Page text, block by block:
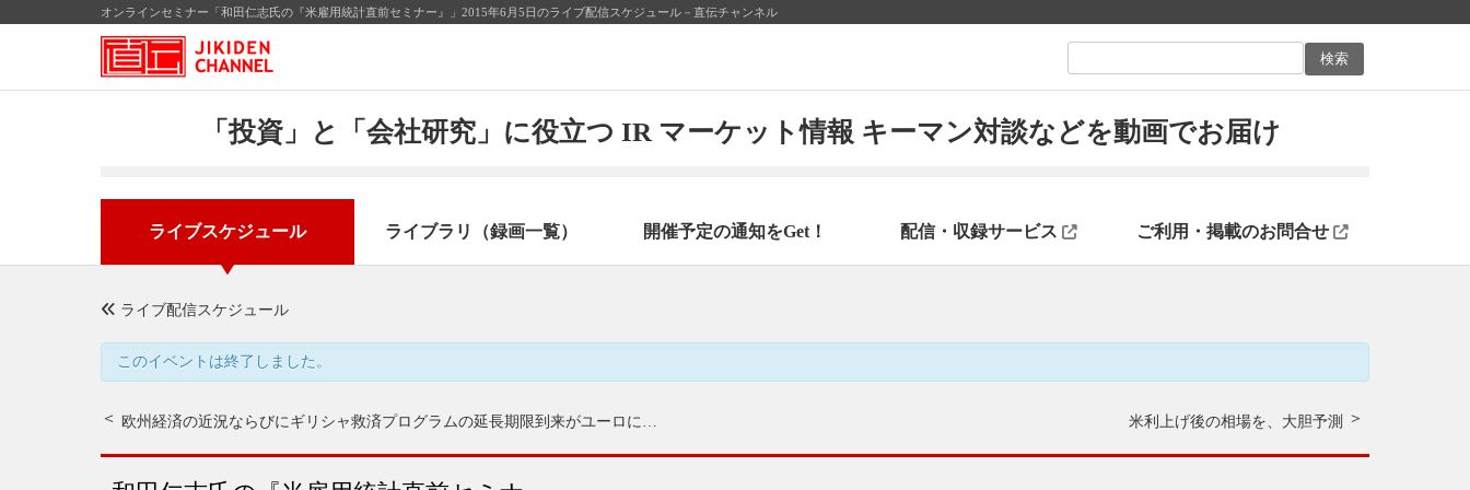
オンラインセミナー「和田仁志氏の『米雇用統計直前セミナー』」2015年6月5日のライブ配信スケジュール－直伝チャンネル
「投資」と「会社研究」に役立つ IR マーケット情報 キーマン対談などを動画でお届け
ライブスケジュール ライブラリ（録画一覧） 開催予定の通知をGet！ 配信・収録サービス ご利用・掲載のお問合せ
ライブ配信スケジュール
このイベントは終了しました。
欧州経済の近況ならびにギリシャ救済プログラムの延長期限到来がユーロに与える影響 米利上げ後の相場を、大胆予測